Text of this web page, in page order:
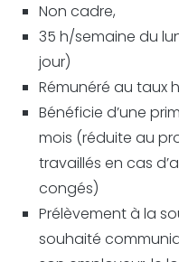
Non cadre,
35 h/semaine du
jour)
Rémunéré au taux
Bénéficie d’une
mois (réduite au
travaillés en cas
congés)
Prélèvement à la
souhaité